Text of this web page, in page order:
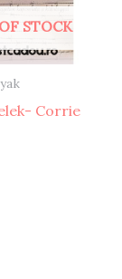
STOCK
Corrie